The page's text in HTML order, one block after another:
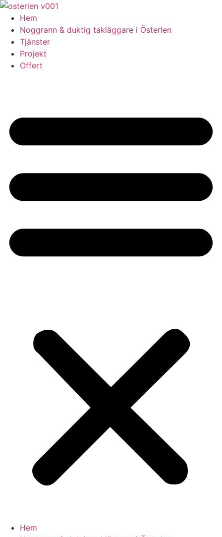
Skip
content
Hem
Noggrann & duktig takläggare i Österlen
Tjänster
Projekt
Offert
Hem